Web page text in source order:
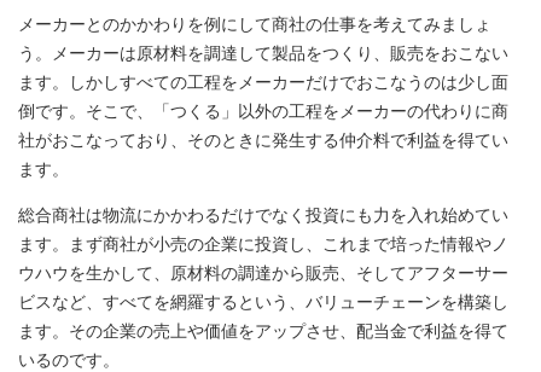
メーカーとのかかわりを例にして商社の仕事を考えてみましょ
う。メーカーは原材料を調達して製品をつくり、販売をおこない
ます。しかしすべての工程をメーカーだけでおこなうのは少し面
倒です。そこで、「つくる」以外の工程をメーカーの代わりに商
社がおこなっており、そのときに発生する仲介料で利益を得てい
ます。
総合商社は物流にかかわるだけでなく投資にも力を入れ始めてい
ます。まず商社が小売の企業に投資し、これまで培った情報やノ
ウハウを生かして、原材料の調達から販売、そしてアフターサー
ビスなど、すべてを網羅するという、バリューチェーンを構築し
ます。その企業の売上や価値をアップさせ、配当金で利益を得て
いるのです。